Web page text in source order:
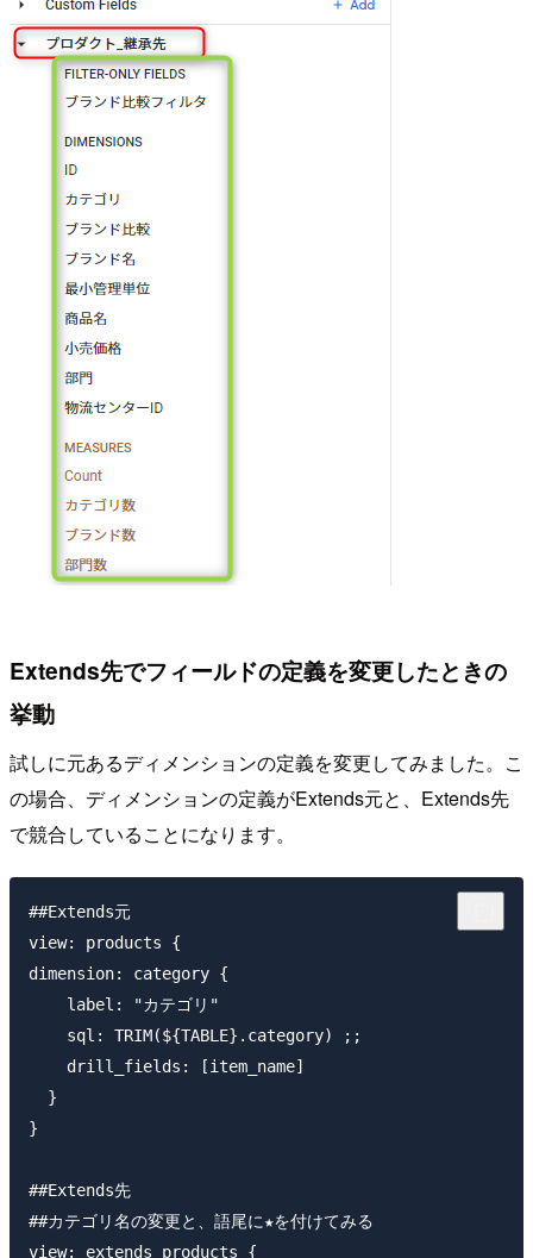
Extends先でフィールドの定義を変更したときの
挙動
試しに元あるディメンションの定義を変更してみました。こ
の場合、ディメンションの定義がExtends元と、Extends先
で競合していることになります。
##Extends元
view: products {
dimension: category {
    label: "カテゴリ"
    sql: TRIM(${TABLE}.category) ;;
    drill_fields: [item_name]
  }
}
##Extends先
##カテゴリ名の変更と、語尾に★を付けてみる
view: extends_products {